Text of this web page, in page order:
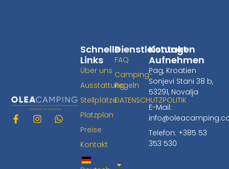
F
I
W
Dienstleistungen
FAQ
Camping-
Regeln
DATENSCHUTZPOLITIK
Schnelle
Links
Über uns
Ausstattung
Stellplätze
Platzplan
Preise
Kontakt
Kontakt
Aufnehmen
Pag, Kroatien
Sonjevi Stani 38 b,
53291, Novalja
E-Mail:
Telefon: +385 53
353 530